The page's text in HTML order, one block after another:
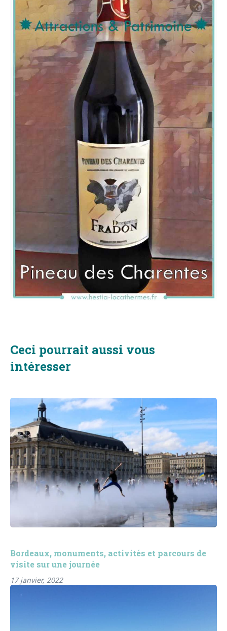
Ceci pourrait aussi vous
intéresser
Bordeaux, monuments, activités et parcours de
visite sur une journée
17 janvier, 2022